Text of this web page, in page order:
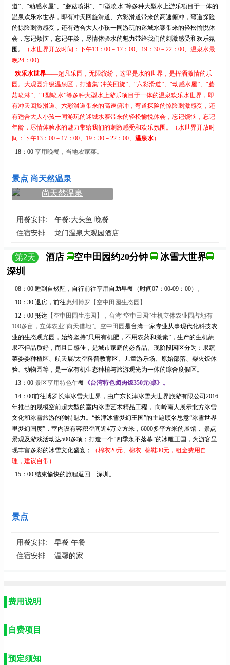
【惠州2天】<5A级名山-罗浮山、5A级景区-惠州西湖、高标度假山
庄2天>
0元
【氧吧】<惠州龙门南昆山国家森林公园、观音谭、白水寨、大丰
门漂流、正果云吞街2日休闲游>
0元
【B线】《惠东双月湾、海龟岛、入住《万科微豪思湾舍酒店》赏
双月奇观无重力死海漂浮2天
0
【春节 龙门巽寮湾3天】<巴厘岛风情栈道、海之星豪华游艇、博罗
5A级景区-罗浮山、龙门香溪堡·竹筏>
0
【春节 双月湾巽寮湾盐洲岛3天】<入住五星仟玺度假酒店 浸泡养
生汤泉 打卡网红栈道、黑排角外滩美摄>
0元
外滩美摄、盐洲岛出海网鱼>
道”、“动感水屋”、“蘑菇喷淋”、“T型喷水”等多种大型水上游乐项目于一体的
温泉欢乐水世界，即有冲天回旋滑道、六彩滑道带来的高速俯冲，弯道探险
的惊险刺激感受，还有适合大人小孩一同游玩的迷城水寨带来的轻松愉悦体
会，忘记烦恼，忘记年龄，尽情体验水的魅力带给我们的刺激感受和欢乐氛
围。
（水世界开放时间：下午13：00－17：00、19：30－22：00、温泉水最
晚24：00）
欢乐水世界——超凡乐园，无限缤纷，这里是水的世界，是挥洒激情的乐
园。大观园升级温泉区，打造集“冲关回旋”、“六彩滑道”、“动感水屋”、“蘑
菇喷淋”、“T型喷水”等多种大型水上游乐项目于一体的温泉欢乐水世界，即
有冲天回旋滑道、六彩滑道带来的高速俯冲，弯道探险的惊险刺激感受，还
有适合大人小孩一同游玩的迷城水寨带来的轻松愉悦体会，忘记烦恼，忘记
年龄，尽情体验水的魅力带给我们的刺激感受和欢乐氛围。（水世界开放时
间：下午13：00－17：00、19：30－22：00、 温泉水）
18：00 享用晚餐，当地农家菜。
景点 尚天然温泉
尚天然温泉
用餐安排:
午餐:大头鱼 晚餐
住宿安排:
龙门温泉大观园酒店
第2天 酒店 空中田园约20分钟
冰雪大世界
深圳
08：00 睡到自然醒 ，自行前往享用自助早餐（时间07：00-09：00）。
10：30 退房，前往惠州博罗【空中田园生态园】
12：00 抵达 【空中田园生态园】，台湾“空中田园”生机立体农业园占地有
100多亩，立体农业“向天借地”。空中田园是台湾一家专业从事现代化科技农
业的生态观光园，始终坚持“只用有机肥，不用农药和激素”，生产的生机蔬
果不但品质好，而且口感佳，是城市家庭的必备品。现阶段园区分为：果蔬
菜委委种植区、航天展/太空科普教育区、儿童游乐场、原始部落、柴火饭体
验、动物园等，是一家有机生态种植与旅游观光为一体的综合度假区。
13：00 景区享用特色午餐 《台湾特色卤肉饭350元/桌》。
14： 00前往博罗长津冰雪大世界，由广东长津冰雪大世界旅游有限公司2016
年推出的规模空前超大型的室内冰雪艺术精品工程， 向岭南人展示北方冰雪
文化和冰雪旅游的独特魅力。“长津冰雪梦幻王国”的主题顾名思意“冰雪世界
里梦幻国度”，室内设有容积空间近4万立方米，6000多平方米的展馆， 景点
景观及游戏活动达500多项；打造一个”四季永不落幕”的冰雕王国，为游客呈
现丰富多彩的冰雪文化盛宴；
（棉衣20元、棉衣+棉鞋30元，租金费用自
理，建议自带）
15：00 结束愉快的旅程返回—深圳 。
景点
用餐安排:
早餐 午餐
住宿安排:
温馨的家
费用说明
自费项目
预定须知